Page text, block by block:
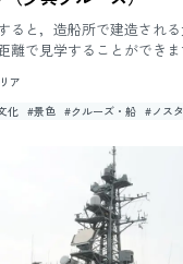
ると，造船所で建造され
離で見学することができ
ア
化 #景色 #クルーズ・船 #ノス